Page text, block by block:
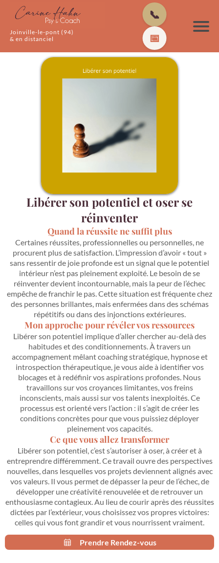
Joinville-le-pont (94)
& en distanciel
📞
📅
Libérer son potentiel et oser se
réinventer
Quand la réussite ne suffit plus
Certaines réussites, professionnelles ou personnelles, ne
procurent plus de satisfaction. L’impression d’avoir « tout »
sans ressentir de joie profonde est un signal que le potentiel
intérieur n’est pas pleinement exploité. Le besoin de se
réinventer devient incontournable, mais la peur de l’échec
empêche de franchir le pas. Cette situation est fréquente chez
des personnes brillantes, mais enfermées dans des schémas
répétitifs ou dans des injonctions extérieures.
Mon approche pour révéler vos ressources
Libérer son potentiel implique d’aller chercher au-delà des
habitudes et des conditionnements. À travers un
accompagnement mêlant coaching stratégique, hypnose et
introspection thérapeutique, je vous aide à identifier vos
blocages et à redéfinir vos aspirations profondes. Nous
travaillons sur vos croyances limitantes, vos freins
inconscients, mais aussi sur vos talents inexploités. Ce
processus est orienté vers l’action : il s’agit de créer les
conditions concrètes pour que vous puissiez déployer
pleinement vos capacités.
Ce que vous allez transformer
Libérer son potentiel, c’est s’autoriser à oser, à créer et à
entreprendre différemment. Ce travail ouvre des perspectives
nouvelles, dans lesquelles vos projets deviennent alignés avec
vos valeurs. Il vous permet de dépasser la peur de l’échec, de
développer une créativité renouvelée et de retrouver un
enthousiasme contagieux. Au lieu de courir après des réussites
dictées par l’extérieur, vous choisissez vos propres victoires:
celles qui vous font grandir et vous nourrissent vraiment.
Prendre Rendez-vous